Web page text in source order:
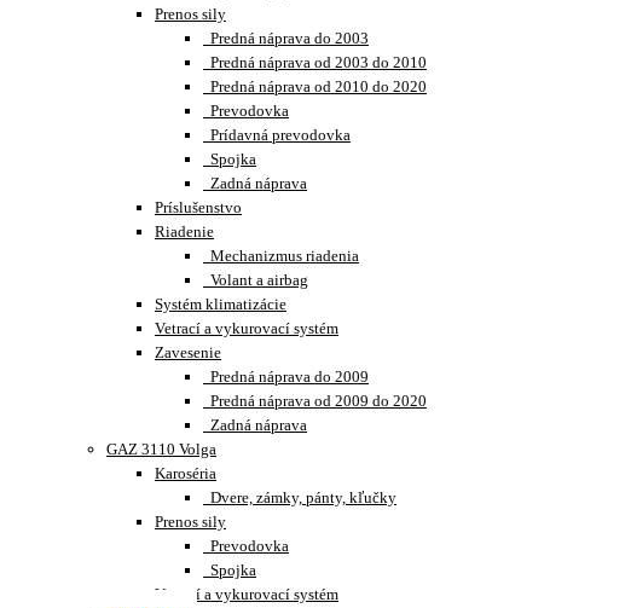
Prenos sily
Predná náprava do 2003
Predná náprava od 2003 do 2010
Predná náprava od 2010 do 2020
Prevodovka
Prídavná prevodovka
Spojka
Zadná náprava
Príslušenstvo
Riadenie
Mechanizmus riadenia
Volant a airbag
Systém klimatizácie
Vetrací a vykurovací systém
Zavesenie
Predná náprava do 2009
Predná náprava od 2009 do 2020
Zadná náprava
GAZ 3110 Volga
Karoséria
Dvere, zámky, pánty, kľučky
Prenos sily
Prevodovka
Spojka
Vetrací a vykurovací systém